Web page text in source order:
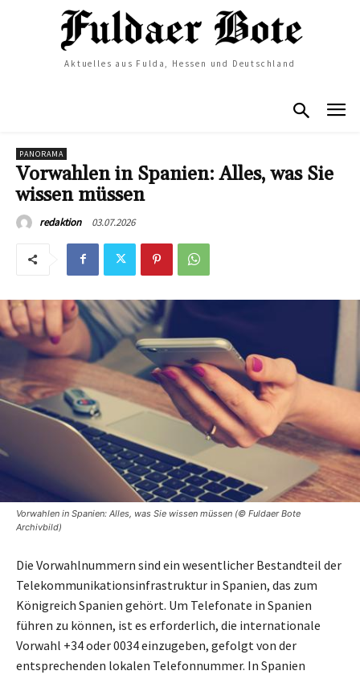
Aktuelles aus Fulda, Hessen und Deutschland
PANORAMA
Vorwahlen in Spanien: Alles, was Sie
wissen müssen
redaktion 03.07.2026
Vorwahlen in Spanien: Alles, was Sie wissen müssen (© Fuldaer Bote
Archivbild)
Die Vorwahlnummern sind ein wesentlicher Bestandteil der
Telekommunikationsinfrastruktur in Spanien, das zum
Königreich Spanien gehört. Um Telefonate in Spanien
führen zu können, ist es erforderlich, die internationale
Vorwahl +34 oder 0034 einzugeben, gefolgt von der
entsprechenden lokalen Telefonnummer. In Spanien